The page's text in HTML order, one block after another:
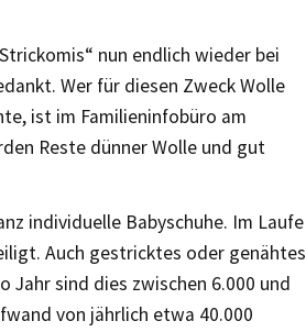
nun endlich wieder bei
Wer für diesen Zweck Wolle
ist im Familieninfobüro am
Reste dünner Wolle und gut
individuelle Babyschuhe. Im Laufe
Auch gestricktes oder genähtes
Jahr sind dies zwischen 6.000 und
von jährlich etwa 40.000